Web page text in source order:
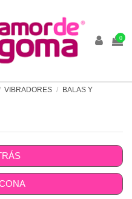
0
VIBRADORES
BALAS Y